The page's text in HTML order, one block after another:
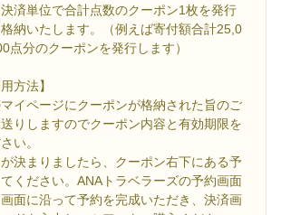
済単位で合計点数のクーポン1枚を発行
納いたします。（例えば寄付額合計25,0
点分のクーポンを発行します）
方法】
イページにクーポンが格納された旨のご
りしますのでクーポン内容と有効期限を
い。
決まりましたら、クーポン右下にある予
ください。ANAトラベラーズの予約画面
面に沿って予約を完成いただき、決済画